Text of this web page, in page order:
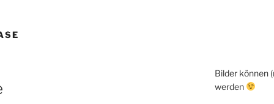
Bilder können
werden